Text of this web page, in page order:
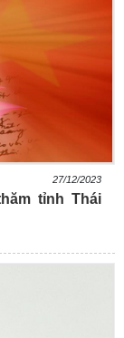
27/12/2023
tỉnh Thái